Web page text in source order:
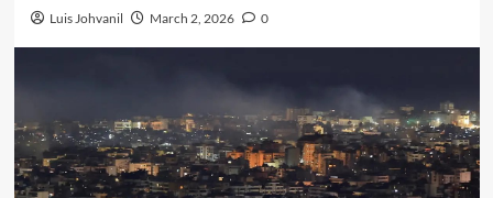
Luis Johvanil March 2, 2026 0